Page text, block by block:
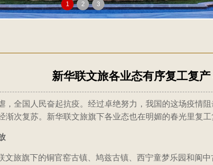
1 2 3
新华联文旅各业态有序复工复
，全国人民奋起抗疫。经过卓绝努力，我国的这场疫情
渐次复苏。新华联文旅旗下各业态也在明媚的春光里复工
文旅旗下的铜官窑古镇、鸠兹古镇、西宁童梦乐园和阆中